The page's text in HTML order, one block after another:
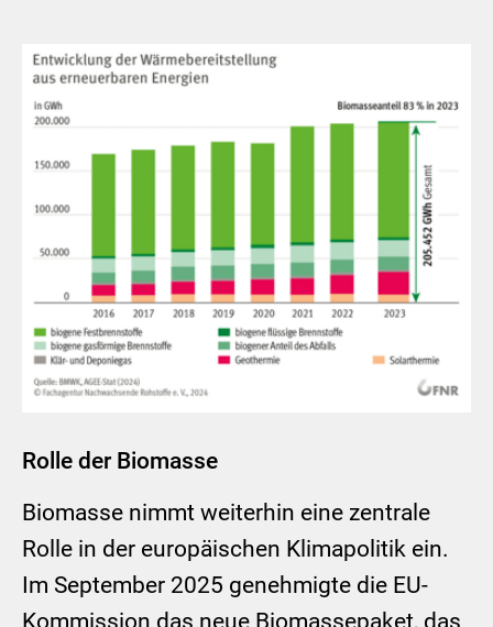
Show larger version
Rolle der Biomasse
Biomasse nimmt weiterhin eine zentrale
Rolle in der europäischen Klimapolitik ein.
Im September 2025 genehmigte die EU-